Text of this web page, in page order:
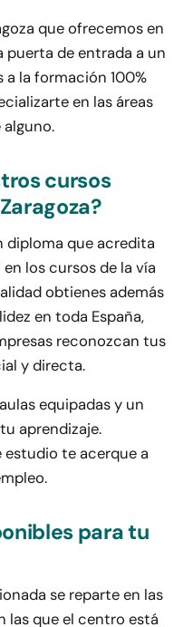
que ofrecemos en
puerta de entrada a un
la formación 100%
en las áreas
cursos
diploma que acredita
los cursos de la vía
obtienes además
en toda España,
reconozcan tus
y directa.
equipadas y un
aprendizaje.
estudio te acerque a
para tu
se reparte en las
las que el centro está